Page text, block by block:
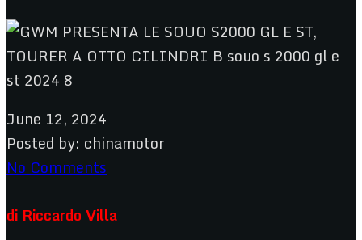
June 12, 2024
Posted by: chinamotor
No Comments
di Riccardo Villa